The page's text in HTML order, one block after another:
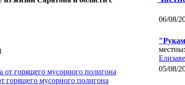
горящего мусорного полигона
06/08/
05/08/